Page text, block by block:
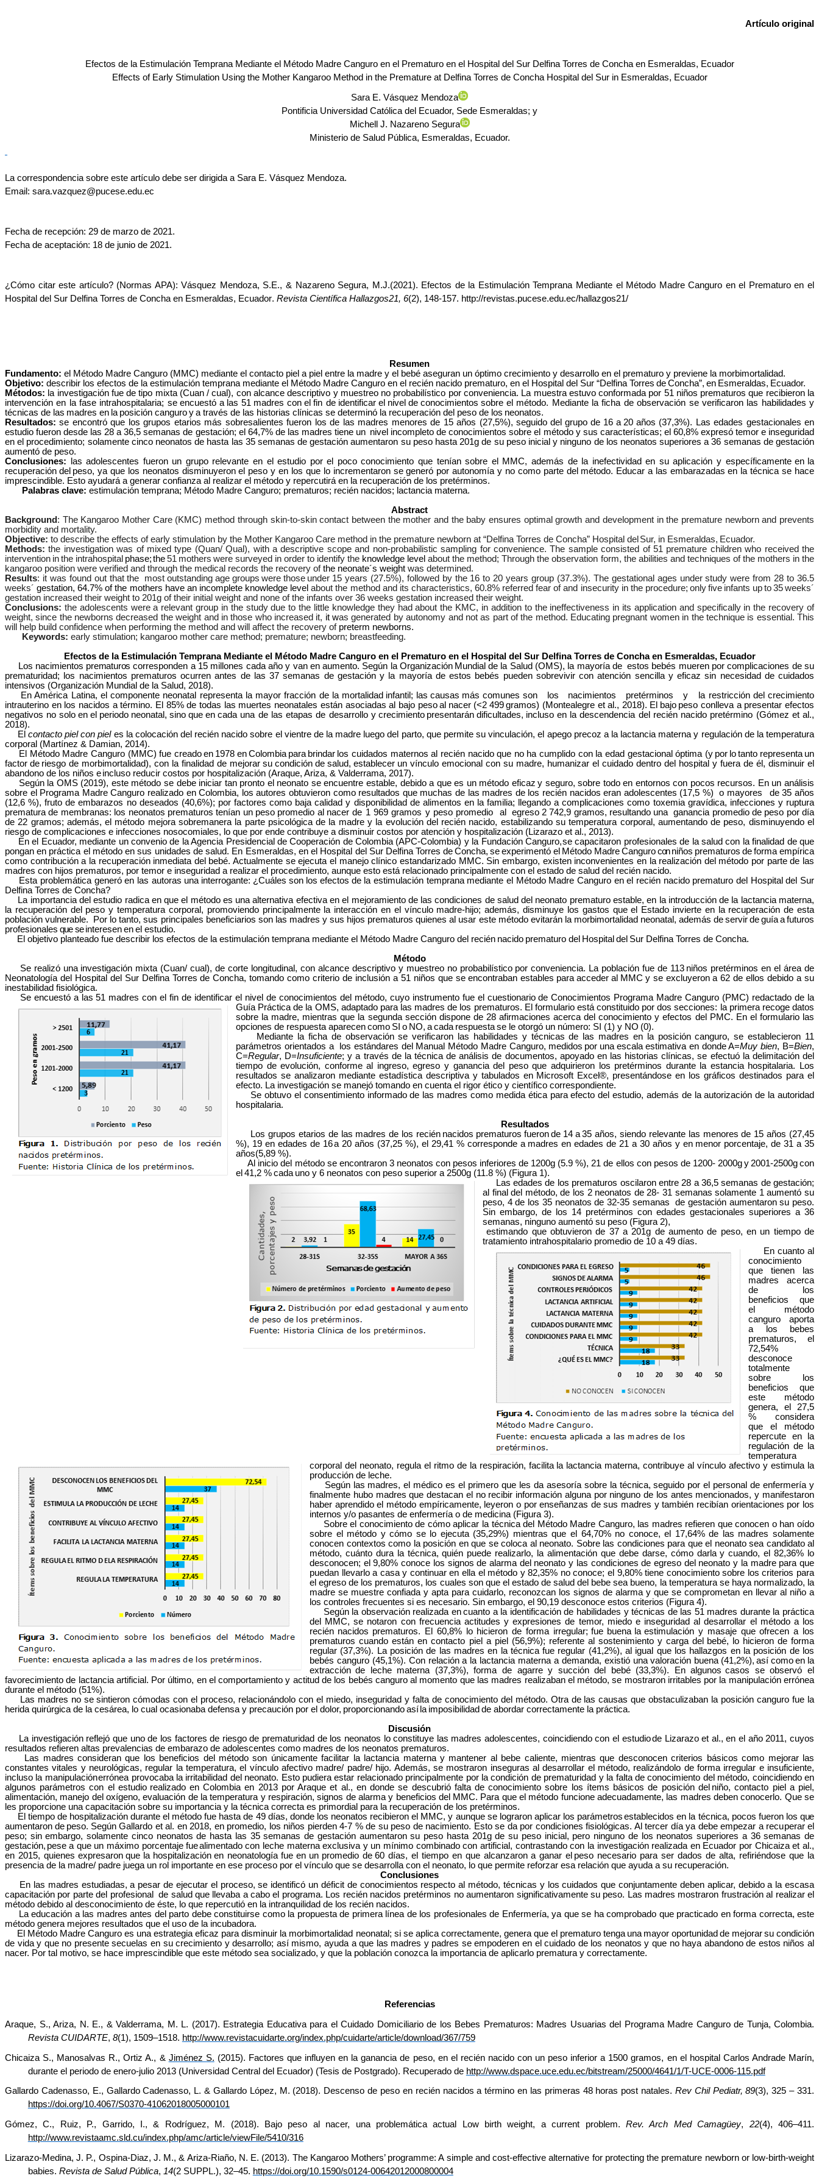
Artículo original
Efectos de la Estimulación Temprana Mediante el Método Madre Canguro en el Prematuroen el Hospital del Sur Delfina Torres de Concha en Esmeraldas, Ecuador
Effects of Early Stimulation Using the Mother Kangaroo Method in the Premature at Delfina Torres de Concha Hospital del Sur in Esmeraldas, Ecuador
Sara E. Vásquez Mendoza
Pontificia Universidad Católica del Ecuador, Sede Esmeraldas; y
Michell J. Nazareno Segura
Ministerio de Salud Pública, Esmeraldas, Ecuador.
La correspondencia sobre este artículo debe ser dirigida a Sara E. Vásquez Mendoza.
Email: sara.vazquez@pucese.edu.ec
Fecha de recepción: 29 de marzo de 2021.
Fecha de aceptación: 18 de junio de 2021.
¿Cómo citar este artículo? (Normas APA): Vásquez Mendoza, S.E., & Nazareno Segura, M.J.(2021). Efectos de la Estimulación Temprana Mediante el Método Madre Canguro en el Prematuro en el
Hospital del Sur Delfina Torres de Concha en Esmeraldas, Ecuador. Revista Científica Hallazgos21, 6(2), 148-157. http://revistas.pucese.edu.ec/hallazgos21/
Resumen
Fundamento: el Método Madre Canguro (MMC) mediante el contacto piel a piel entre la madre y el bebé aseguran un óptimo crecimiento y desarrollo en el prematuro y previene la morbimortalidad.
Objetivo: describir los efectos de la estimulación temprana mediante el Método Madre Canguro en el recién nacido prematuro, en el Hospital del Sur “Delfina Torres de Concha”, en Esmeraldas, Ecuador.
Métodos: la investigación fue de tipo mixta (Cuan / cual), con alcance descriptivo y muestreo no probabilístico por conveniencia. La muestra estuvo conformada por 51 niños prematuros que recibieron la
intervención en la fase intrahospitalaria; se encuestó a las 51 madres con el fin de identificar el nivel de conocimientos sobre el método. Mediante la ficha de observación se verificaron las habilidades y
técnicas de las madres en la posición canguro y a través de las historias clínicas se determinó la recuperación del peso de los neonatos.
Resultados: se encontró que los grupos etarios más sobresalientes fueron los de las madres menores de 15 años (27,5%), seguido del grupo de 16 a 20 años (37,3%). Las edades gestacionales en
estudio fueron desde las 28 a 36,5 semanas de gestación; el 64,7% de las madres tiene un nivel incompleto de conocimientos sobre el método y sus características; el 60,8% expresó temor e inseguridad
en el procedimiento; solamente cinco neonatos de hasta las 35 semanas de gestación aumentaron su peso hasta 201g de su peso inicial y ninguno de los neonatos superiores a 36 semanas de gestación
aumentó de peso.
Conclusiones: las adolescentes fueron un grupo relevante en el estudio por el poco conocimiento que tenían sobre el MMC, además de la inefectividad en su aplicación y específicamente en la
recuperación del peso, ya que los neonatos disminuyeron el peso y en los que lo incrementaron se generó por autonomía y no como parte del método. Educar a las embarazadas en la técnica se hace
imprescindible. Esto ayudará a generar confianza al realizar el método y repercutirá en la recuperación de los pretérminos.
Palabras clave:estimulación temprana; Método Madre Canguro; prematuros; recién nacidos; lactancia materna.
Abstract
Background : The Kangaroo Mother Care (KMC) method through skin-to-skin contact between the mother and the baby ensures optimal growth and development in the premature newborn and prevents
morbidity and mortality.
Objective: to describe the effects of early stimulation by the Mother Kangaroo Care method in the premature newborn at “Delfina Torres de Concha” Hospital del Sur, in Esmeraldas, Ecuador.
Methods:the investigation was of mixed type (Quan/ Qual), with a descriptive scope and non-probabilistic sampling for convenience. The sample consisted of 51 premature children who received the
intervention in the intrahospital phase; the 51 mothers were surveyed in order to identify the knowledge levelabout the method; Through the observation form, the abilities and techniques of the mothers in the
kangaroo position were verified and through the medical records the recovery ofthe neonate´s weight was determined.
Results: it was found out that the most outstanding age groups were those under 15 years (27.5%), followed by the 16 to 20 years group (37.3%). The gestational ages under study were from 28 to 36.5
weeks´gestation, 64.7% of the mothers have an incomplete knowledge levelabout the method and its characteristics, 60.8% referred fear of and insecurity in the procedure; onlyfive infants up to 35weeks´
gestation increased their weight to 201g of their initial weight and none of the infants over 36 weeks gestation increased their weight.
Conclusions: the adolescents were a relevant group in the study due to the little knowledge they had about the KMC, in addition to the ineffectiveness in its application and specifically in the recovery of
weight, since the newborns decreased the weight and in those who increased it, it was generated by autonomy and not as part of the method. Educating pregnant women in the technique is essential. This
will help build confidence when performing the method and will affect the recovery of preterm newborns.
Keywords:early stimulation; kangaroo mother care method; premature; newborn; breastfeeding.
Efectos de la Estimulación Temprana Mediante el Método Madre Canguro en el Prematuro en el Hospital del Sur Delfina Torres de Concha en Esmeraldas, Ecuador
Los nacimientos prematuroscorresponden a 15 millones cada año y van en aumento. Según la Organización Mundial de la Salud (OMS), la mayoría de estos bebés mueren por complicaciones de su
prematuridad; los nacimientos prematuros ocurren antes de las 37 semanas de gestación y la mayoría de estos bebés pueden sobrevivir con atención sencilla y eficaz sin necesidad de cuidados
intensivos (Organización Mundial de la Salud, 2018).
En América Latina, el componente neonatal representa la mayor fracción de la mortalidad infantil; las causas más comunes son los nacimientos pretérminos y
la restricción del crecimiento
intrauterino en los nacidos a término. El 85% de todas las muertes neonatales están asociadas al bajo peso al nacer (<2 499 gramos) (Montealegre et al., 2018). El bajo peso conlleva a presentar efectos
negativos no solo en el periodo neonatal, sino que en cada una de las etapas de desarrollo y crecimiento presentarán dificultades, incluso en la descendencia del recién nacido pretérmino (Gómez et al.,
2018).
El contacto piel con piel es la colocación del recién nacido sobre el vientre de la madre luego del parto, que permite su vinculación, el apego precoz a la lactancia materna y regulación de la temperatura
corporal (Martínez & Damian, 2014).
El Método Madre Canguro (MMC) fue creado en 1978 en Colombia para brindar los cuidados maternos al recién nacido que no ha cumplido con la edad gestacional óptima (y por lo tanto representa un
factor de riesgo de morbimortalidad), con la finalidad de mejorar su condición de salud, establecer un vínculo emocional con su madre, humanizar el cuidado dentro del hospital y fuera de él, disminuir el
abandono de los niños eincluso reducir costos por hospitalización (Araque, Ariza, & Valderrama, 2017).
Según la OMS (2019), este método se debe iniciar tan pronto el neonato se encuentre estable, debido a que es un método eficaz y seguro, sobre todo en entornos con pocos recursos. En un análisis
sobre el Programa Madre Canguro realizado en Colombia, los autores obtuvieron como resultados que muchas de las madres de los recién nacidos eran adolescentes (17,5 %) o mayores
de 35 años
(12,6 %), fruto de embarazos no deseados (40,6%); por factores como baja calidad y disponibilidad de alimentos en la familia; llegando a complicaciones como toxemia gravídica, infecciones y ruptura
prematura de membranas: los neonatos prematuros tenían un peso promedio al nacer de 1 969 gramos y peso promedio
al egreso 2 742,9 gramos, resultando una ganancia promedio de peso por día
de 22 gramos; además, el método mejora sobremanera la parte psicológica de la madre y la evolución del recién nacido, estabilizando su temperatura corporal, aumentando de peso, disminuyendo el
riesgo de complicaciones e infecciones nosocomiales, lo que por ende contribuye a disminuir costos por atención y hospitalización (Lizarazo et al., 2013).
En el Ecuador, mediante un convenio de la Agencia Presidencial de Cooperación de Colombia (APC-Colombia) y la Fundación Canguro,se capacitaron profesionales de la salud con la finalidad de que
pongan en práctica el método en sus unidades de salud. En Esmeraldas, en el Hospital del Sur Delfina Torres de Concha, se experimentó el Método MadreCangurocon niños prematuros deforma empírica
como contribución a la recuperación inmediata del bebé. Actualmente se ejecuta el manejo clínico estandarizado MMC. Sin embargo, existen inconvenientes en la realización del método por parte de las
madres con hijos prematuros, por temor e inseguridad a realizar el procedimiento, aunque esto está relacionado principalmente con el estado de salud del recién nacido.
Esta problemática generó en las autoras una interrogante: ¿Cuáles son los efectos de la estimulación temprana mediante el Método Madre Canguro en el recién nacido prematuro del Hospital del Sur
Delfina Torres de Concha?
La importancia del estudio radica en que el método es una alternativa efectiva en el mejoramiento de las condiciones de salud del neonato prematuro estable, en la introducción de la lactancia materna,
la recuperación del peso y temperatura corporal, promoviendo principalmente la interacción en el vínculo madre-hijo; además, disminuye los gastos que el Estado invierte en la recuperación de esta
población vulnerable. Por lo tanto, sus principales beneficiarios son las madres y sus hijos prematuros quienes al usar este método evitarán la morbimortalidad neonatal, además deservirdeguíaafuturos
profesionales que seinteresen en el estudio.
El objetivo planteado fue describir los efectos de la estimulación temprana mediante el Método Madre Canguro del recién nacido prematuro del Hospital del Sur Delfina Torres de Concha.
Método
Se realizó una investigación mixta (Cuan/ cual), de corte longitudinal, con alcance descriptivo y muestreo no probabilístico por conveniencia. La población fue de 113 niños pretérminos en el área de
Neonatología del Hospital del Sur Delfina Torres de Concha, tomando como criterio de inclusión a 51 niños que se encontraban estables para acceder al MMC y se excluyeron a 62 de ellos debido a su
inestabilidad fisiológica.
Se encuestó a las 51 madres con el fin de identificar el nivel de conocimientos del método, cuyo instrumento fue el cuestionario de Conocimientos Programa Madre Canguro (PMC) redactado de la
Guía Práctica de la OMS, adaptado para las madres de los prematuros. El formulario está constituido por dos secciones: la primera recoge datos
sobre la madre, mientras que la segunda sección dispone de 28 afirmaciones acerca del conocimiento y efectos del PMC. En el formulario las
opciones de respuesta aparecencomo SI o NO, acada respuesta se le otorgó un número: SI (1) y NO (0).
Mediante la ficha de observación se verificaron las habilidades y técnicas de las madres en la posición canguro, se establecieron 11
parámetros orientados a los estándares del Manual Método Madre Canguro, medidos por una escala estimativa en donde A=Muy bien, B=Bien,
C=Regular, D=Insuficiente; y a través de la técnica de análisis de documentos, apoyado en las historias clínicas, se efectuó la delimitación del
tiempo de evolución, conforme al ingreso, egreso y ganancia del peso que adquirieron los pretérminos durante la estancia hospitalaria. Los
resultados se analizaron mediante estadística descriptiva y tabulados en Microsoft Excel®, presentándose en los gráficos destinados para el
efecto. La investigación se manejó tomando en cuenta el rigor ético y científico correspondiente.
Se obtuvo el consentimiento informado de las madres como medida ética para efecto del estudio, además de la autorización de la autoridad
hospitalaria.
Resultados
Los grupos etarios de las madres de los recién nacidos prematuros fueron de 14 a 35 años, siendo relevante las menores de 15 años (27,45
%), 19 en edades de 16a 20 años (37,25 %), el 29,41 % corresponde a madres en edades de 21 a 30 años y en menor porcentaje, de 31 a 35
años(5,89 %).
Al inicio del método se encontraron 3 neonatos con pesos inferiores de 1200g (5.9 %), 21 de ellos con pesos de 1200- 2000gy 2001-2500gcon
el 41,2 %cada uno y 6 neonatos con peso superior a 2500g (11.8 %) (Figura 1).
Las edades de los prematuros oscilaron entre 28 a 36,5 semanas de gestación;
al final del método, de los 2 neonatos de 28- 31 semanas solamente 1 aumentó su
peso, 4 de los 35 neonatos de 32-35 semanas
de gestación aumentaron su peso.
Sin embargo, de los 14 pretérminos con edades gestacionales superiores a 36
semanas, ninguno aumentó su peso (Figura 2),
estimando que obtuvieron de 37 a 201g de aumento de peso, en un tiempo de
tratamiento intrahospitalario promedio de 10 a 49 días.
En cuanto al
conocimiento
que tienen las
madres acerca
de
los
beneficios
que
el
método
canguro aporta
a los bebes
prematuros, el
72,54%
desconoce
totalmente
sobre los
beneficios que
este método
genera, el 27,5
% considera
que el método
repercute en la
regulación de la
temperatura
corporal del neonato, regula el ritmo de la respiración, facilita la lactancia materna, contribuye al vínculo afectivo yestimula la
producción de leche.
Según las madres, el médico es el primero que les da asesoría sobre la técnica, seguido por el personal de enfermería y
finalmente hubo madres que destacan el no recibir información alguna por ninguno de los antes mencionados, y manifestaron
haber aprendido el método empíricamente, leyeron o por enseñanzas de sus madres y también recibían orientaciones por los
internos y/o pasantes de enfermería o de medicina (Figura 3).
Sobre el conocimiento de cómo aplicar la técnica del Método Madre Canguro, las madres refieren que conocen o han oído
sobre el método y cómo se lo ejecuta (35,29%) mientras que el 64,70% no conoce, el 17,64% de las madres solamente
conocen contextos como la posición en que se coloca al neonato. Sobre las condiciones para que el neonato sea candidato al
método, cuánto dura la técnica, quién puede realizarlo, la alimentación que debe darse, cómo darla y cuando, el 82,36% lo
desconocen; el 9,80% conoce los signos de alarma del neonato y las condiciones de egreso del neonato y la madre para que
puedan llevarlo a casa y continuar en ella el método y 82,35% no conoce; el 9,80% tiene conocimiento sobre los criterios para
el egreso de los prematuros, los cuales son que el estado de salud del bebe sea bueno, la temperatura se haya normalizado, la
madre se muestre confiada y apta para cuidarlo, reconozcan los signos de alarma y que se comprometan en llevar al niño a
los controles frecuentes si es necesario. Sin embargo, el 90,19 desconoce estos criterios (Figura 4).
Según la observación realizada encuanto a la identificación de habilidades y técnicas de las 51 madres durante la práctica
del MMC, se notaron con frecuencia actitudes y expresiones de temor, miedo e inseguridad al desarrollar el método a los
recién nacidos prematuros. El 60,8% lo hicieron de forma irregular; fue buena la estimulación y masaje que ofrecen a los
prematuros cuando están en contacto piel a piel (56,9%); referente al sostenimiento y carga del
bebé, lo hicieron de forma
regular (37,3%). La posición de las madres en la técnica fue regular (41,2%), al igual que los hallazgos en la posición de los
bebés canguro (45,1%). Con relación a la lactancia materna a demanda, existió una valoración buena (41,2%), así como en la
extracción de leche materna (37,3%), forma de agarre y succión del bebé (33,3%). En algunos casos se observó el
favorecimiento de lactancia artificial. Por último, en el comportamiento y actitud de los bebés canguro al momento que las madres realizaban el método, se mostraron irritables por la manipulación errónea
durante el método (51%).
Las madres no se sintieron cómodas con el proceso, relacionándolo con el miedo, inseguridad y falta de conocimiento del método. Otra de las causas que obstaculizaban la posición canguro fue la
herida quirúrgica de la cesárea, lo cual ocasionaba defensa y precaución por el dolor, proporcionandoasí la imposibilidad de abordar correctamente la práctica.
Discusión
La investigación reflejó que uno de los factores de riesgo de prematuridad de los neonatos lo constituye las madres adolescentes, coincidiendo con el estudiode Lizarazo et al., en el año 2011, cuyos
resultados refieren altas prevalencias de embarazo de adolescentes como madres de los neonatos prematuros.
Las madres consideran que los beneficios del método son únicamente facilitar la lactancia materna y mantener al bebe caliente, mientras que desconocen criterios básicos como mejorar las
constantes vitales y neurológicas, regular la temperatura, el vínculo afectivo madre/ padre/ hijo. Además, se mostraron inseguras al desarrollar el método, realizándolo de forma irregular e insuficiente,
incluso la manipulaciónerrónea provocaba la irritabilidad del neonato. Esto pudiera estar relacionado principalmente por la condición de prematuridad y la falta de conocimiento del método, coincidiendo en
algunos parámetros con el estudio realizado en Colombia en 2013 por Araque et al., en donde se descubrió falta de conocimiento sobre los ítems básicos de posición del niño, contacto piel a piel,
alimentación, manejo del oxígeno, evaluación de la temperatura y respiración, signos de alarma y beneficios del MMC. Para que el método funcione adecuadamente, las madres deben conocerlo. Que se
les proporcione una capacitación sobre su importancia y la técnica correcta es primordial para la recuperación de los pretérminos.
El tiempo de hospitalización durante el método fue hasta de 49 días, donde los neonatos recibieron el MMC, y aunque se lograron aplicar los parámetros establecidos en la técnica, pocos fueron losque
aumentaron de peso. Según Gallardo et al. en 2018, en promedio, los niños pierden 4-7 % de su peso de nacimiento. Esto se da por condiciones fisiológicas. Al tercer día ya debe empezar a recuperar el
peso; sin embargo, solamente cinco neonatos de hasta las 35 semanas de gestación aumentaron su peso hasta 201g de su peso inicial, pero ninguno de los neonatos superiores a 36 semanas de
gestación, pese a que un máximo porcentaje fuealimentado con leche materna exclusiva y un mínimo combinado con artificial, contrastando con la investigación realizada en Ecuador por Chicaiza et al.,
en 2015, quienes expresaron que la hospitalización en neonatología fue en un promedio de 60 días, el tiempo en que alcanzaron a ganar el peso necesario para ser dados de alta, refiriéndose que la
presencia de la madre/ padre juega un rol importante en ese proceso por el vínculo que se desarrolla con el neonato, lo que permite reforzar esa relación que ayuda a su recuperación.
Conclusiones
En las madres estudiadas, a pesar de ejecutar el proceso, se identificó un déficit de conocimientos respecto al método, técnicas y los cuidados que conjuntamente deben aplicar, debido a la escasa
capacitación por parte del profesional
de salud que llevaba a cabo el programa. Los recién nacidos pretérminos no aumentaron significativamente su peso. Las madres mostraron frustración al realizar el
método debido al desconocimiento de éste, lo que repercutió en la intranquilidad de los recién nacidos.
La educación a las madres antes del parto debe constituirse como la propuesta de primera línea de los profesionales de Enfermería, ya que se ha comprobado que practicado en forma correcta, este
método genera mejores resultados que el uso de la incubadora.
El Método Madre Canguro es una estrategia eficaz para disminuir la morbimortalidad neonatal; si se aplica correctamente, genera que el prematuro tenga una mayor oportunidad de mejorar su condición
de vida y que no presente secuelas en su crecimiento y desarrollo; así mismo, ayuda a que las madres y padres se empoderen en el cuidado de los neonatos y que no haya abandono de estos niños al
nacer. Por tal motivo, se hace imprescindible que este método sea socializado, y que la población conozca la importancia de aplicarlo prematura y correctamente.
Referencias
Araque, S., Ariza, N. E., & Valderrama, M. L. (2017). Estrategia Educativa para el Cuidado Domiciliario de los Bebes Prematuros: Madres Usuarias del Programa Madre Canguro de Tunja, Colombia.
Revista CUIDARTE, 8(1), 1509–1518. http://www.revistacuidarte.org/index.php/cuidarte/article/download/367/759
Chicaiza S., Manosalvas R., Ortiz A., & Jiménez S. (2015). Factores que influyen en la ganancia de peso, en el recién nacido con un peso inferior a 1500 gramos, en el hospital Carlos Andrade Marín,
durante el periodo de enero-julio 2013 (Universidad Central del Ecuador) (Tesis de Postgrado). Recuperado de http://www.dspace.uce.edu.ec/bitstream/25000/4641/1/T-UCE-0006-115.pdf
Gallardo Cadenasso, E., Gallardo Cadenasso, L. & Gallardo López, M. (2018). Descenso de peso en recién nacidos a término en las primeras 48 horas post natales. Rev Chil Pediatr, 89(3), 325 – 331.
https://doi.org/10.4067/S0370-41062018005000101
Gómez, C., Ruiz, P., Garrido, I., & Rodríguez, M. (2018). Bajo peso al nacer, una problemática actual Low birth weight, a current problem.Rev. Arch Med Camagüey, 22(4), 406–411.
http://www.revistaamc.sld.cu/index.php/amc/article/viewFile/5410/316
Lizarazo-Medina, J. P., Ospina-Diaz, J. M., & Ariza-Riaño, N. E. (2013). The Kangaroo Mothers’ programme: A simple and cost-effective alternative for protecting the premature newborn or low-birth-weight
babies. Revista de Salud Pública, 14(2 SUPPL.), 32–45. https://doi.org/10.1590/s0124-00642012000800004